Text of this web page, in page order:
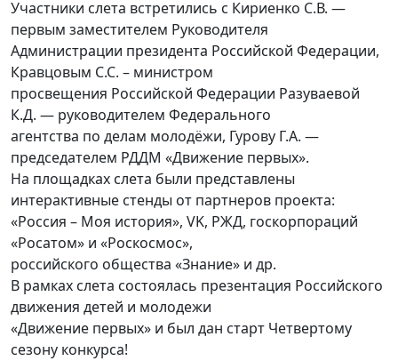
Участники слета встретились с Кириенко С.В. —
первым заместителем Руководителя
Администрации президента Российской Федерации,
Кравцовым С.С. – министром
просвещения Российской Федерации Разуваевой
К.Д. — руководителем Федерального
агентства по делам молодёжи, Гурову Г.А. —
председателем РДДМ «Движение первых».
На площадках слета были представлены
интерактивные стенды от партнеров проекта:
«Россия – Моя история», VK, РЖД, госкорпораций
«Росатом» и «Роскосмос»,
российского общества «Знание» и др.
В рамках слета состоялась презентация Российского
движения детей и молодежи
«Движение первых» и был дан старт Четвертому
сезону конкурса!